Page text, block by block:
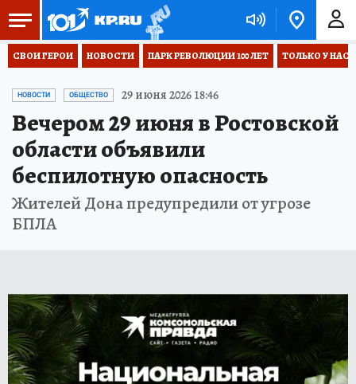
СВОИ ГЕРОИ НОВОСТИ ПАРК РЕВОЛЮЦИИ 100 ЛЕТ ТОЛЬКО У НАС
НОВОСТИ ОБЩЕСТВО 29 июня 2026 18:46
Вечером 29 июня в Ростовской
области объявили
беспилотную опасность
Жителей Дона предупредили от угрозе
БПЛА